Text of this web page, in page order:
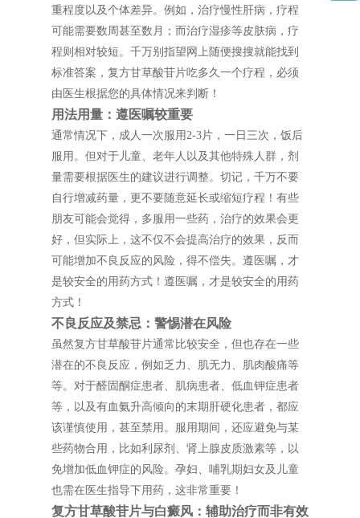
重程度以及个体差异。例如，治疗慢性肝病，疗程
可能需要数周甚至数月；而治疗湿疹等皮肤病，疗
程则相对较短。千万别指望网上随便搜搜就能找到
标准答案，复方甘草酸苷片吃多久一个疗程，必须
由医生根据您的具体情况来判断！
用法用量：遵医嘱较重要
通常情况下，成人一次服用2-3片，一日三次，饭后
服用。但对于儿童、老年人以及其他特殊人群，剂
量需要根据医生的建议进行调整。切记，千万不要
自行增减药量，更不要随意延长或缩短疗程！有些
朋友可能会觉得，多服用一些药，治疗的效果会更
好，但实际上，这不仅不会提高治疗的效果，反而
可能增加不良反应的风险，得不偿失。遵医嘱，才
是较安全的用药方式！遵医嘱，才是较安全的用药
方式！
不良反应及禁忌：警惕潜在风险
虽然复方甘草酸苷片通常比较安全，但也存在一些
潜在的不良反应，例如乏力、肌无力、肌肉酸痛等
等。对于醛固酮症患者、肌病患者、低血钾症患者
等，以及有血氨升高倾向的末期肝硬化患者，都应
该谨慎使用，甚至禁用。服用期间，还应避免与某
些药物合用，比如利尿剂、肾上腺皮质激素等，以
免增加低血钾症的风险。孕妇、哺乳期妇女及儿童
也需在医生指导下用药，这非常重要！
复方甘草酸苷片与白癜风：辅助治疗而非有效